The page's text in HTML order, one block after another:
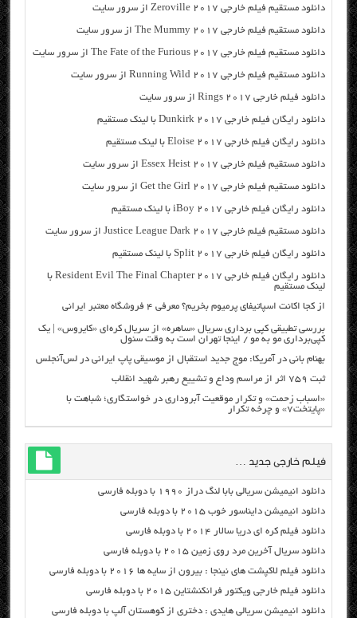
دانلود مستقیم فیلم خارجی Zeroville 2017 از سرور سایت
دانلود مستقیم فیلم خارجی The Mummy 2017 از سرور سایت
دانلود مستقیم فیلم خارجی The Fate of the Furious 2017 از سرور سایت
دانلود مستقیم فیلم خارجی Running Wild 2017 از سرور سایت
دانلود فیلم خارجی Rings 2017 از سرور سایت
دانلود رایگان فیلم خارجی Dunkirk 2017 با لینک مستقیم
دانلود رایگان فیلم خارجی Eloise 2017 با لینک مستقیم
دانلود مستقیم فیلم خارجی Essex Heist 2017 از سرور سایت
دانلود مستقیم فیلم خارجی Get the Girl 2017 از سرور سایت
دانلود رایگان فیلم خارجی iBoy 2017 با لینک مستقیم
دانلود مستقیم فیلم خارجی Justice League Dark 2017 از سرور سایت
دانلود رایگان فیلم خارجی Split 2017 با لینک مستقیم
دانلود رایگان فیلم خارجی Resident Evil The Final Chapter 2017 با
لینک مستقیم
از کجا اکانت اسپاتیفای پرمیوم بخریم؟ معرفی ۴ فروشگاه معتبر ایرانی
بررسی تطبیقی کپی برداری سریال «ساهره» از سریال کره‌ای «کایروس» | یک
کپی‌برداری مو به مو / اینجا تهران است به وقت سئول
بهنام بانی در آمریکا: موج جدید استقبال از موسیقی پاپ ایرانی در لس‌آنجلس
ثبت ۷۵۹ اثر از مراسم وداع و تشییع رهبر شهید انقلاب
«اسباب زحمت» و تکرار موقعیت آبروداری در خواستگاری؛ شباهت با
«پایتخت۷» و چرخه تکرار
فیلم خارجی جدید …
دانلود انیمیشن سریالی بابا لنگ دراز ۱۹۹۰ با دوبله فارسی
دانلود انیمیشن دایناسور خوب ۲۰۱۵ با دوبله فارسی
دانلود فیلم کره ای دریا سالار ۲۰۱۴ با دوبله فارسی
دانلود سریال آخرین مرد روی زمین ۲۰۱۵ با دوبله فارسی
دانلود فیلم لاکپشت های نینجا : بیرون از سایه ها ۲۰۱۶ با دوبله فارسی
دانلود فیلم خارجی ویکتور فرانکنشتاین ۲۰۱۵ با دوبله فارسی
دانلود انیمیشن سریالی هایدی : دختری از کوهستان آلپ با دوبله فارسی